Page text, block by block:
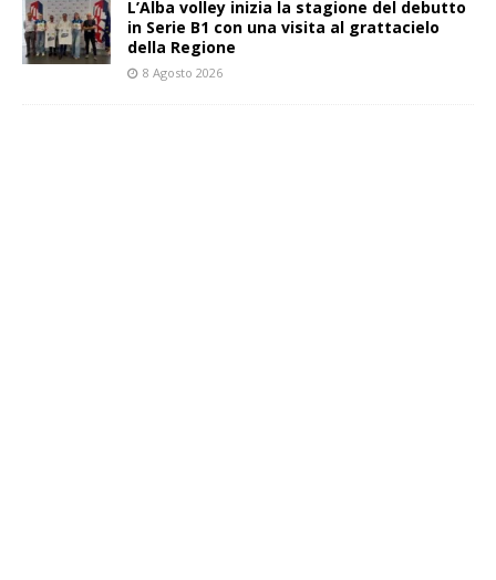
L’Alba volley inizia la stagione del debutto
in Serie B1 con una visita al grattacielo
della Regione
8 Agosto 2026